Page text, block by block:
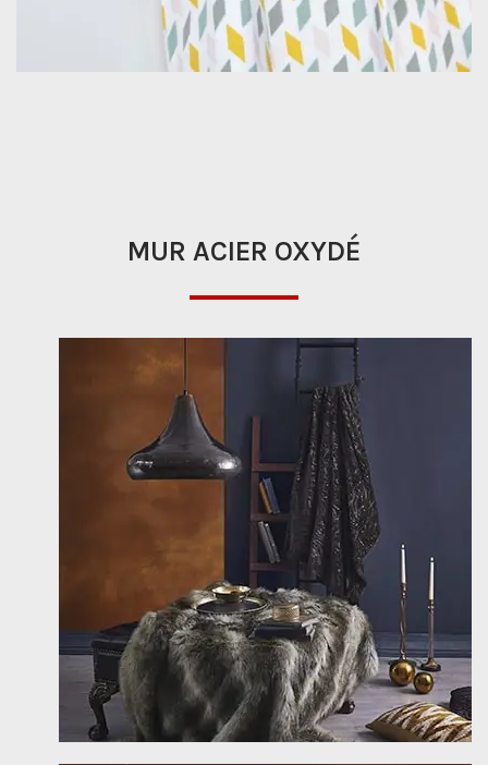
MUR ACIER OXYDÉ